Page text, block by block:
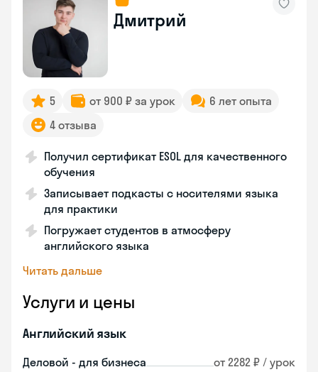
Дмитрий
5 от 900 ₽ за урок
6 лет опыта
4 отзыва
Получил сертификат ESOL для качественного
обучения
Записывает подкасты с носителями языка
для практики
Погружает студентов в атмосферу
английского языка
Читать дальше
Услуги и цены
Английский язык
Деловой - для бизнеса от 2282 ₽ / урок